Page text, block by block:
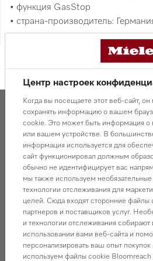
• функция GasStop
• страна-производитель:
Смотреть все характеристики
Сопутствующие
Моющие и
Центр настроек
Когда вы посещаете этот веб-сайт,
сохранять информацию о вашем
cookie. Это может быть информация о
или вашем устройстве. В
информация используется для
сайт функционировал должным
обычно не идентифицирует вас
мы также используем
технологии отслеживания для
целей. Сюда входят сторонние файлы
партнеров и поставщиков услуг.
и технологии отслеживания
использовании вами веб-сайта и
персонализировать ваш опыт
используем файлы cookie Bloomreach